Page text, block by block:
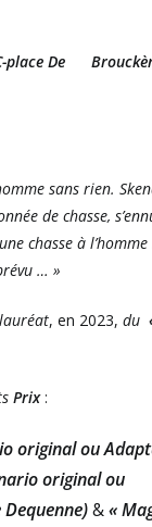
place De
sans rien.
de chasse,
chasse à
… »
lauréat, en 2023, du
Prix:
original ou
original ou
&«